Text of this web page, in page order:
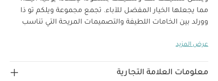
مما يجعلها الخيار المفضل للآباء. تجمع مجموعة ويلكم تو ذا
وورلد بين الخامات اللطيفة والتصميمات المريحة التي تناسب
ومتناسقة مع هذا الطقم المكون من قطعتين بنقشة زرافة
بأقدام مدمجة وحزام خصر مطاطي لسهولة الارتداء.
عرض المزيد
معلومات العلامة التجارية